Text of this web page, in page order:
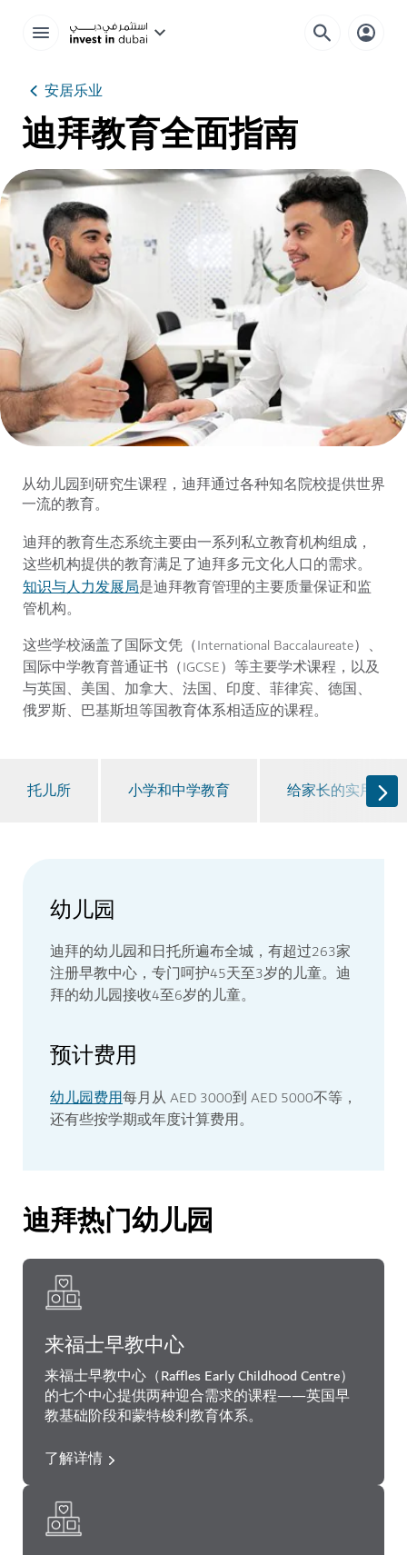
安居乐业
迪拜教育全面指南
从幼儿园到研究生课程，迪拜通过各种知名院校提供世界
一流的教育。
迪拜的教育生态系统主要由一系列私立教育机构组成，
这些机构提供的教育满足了迪拜多元文化人口的需求。
知识与人力发展局是迪拜教育管理的主要质量保证和监
管机构。
这些学校涵盖了国际文凭（International Baccalaureate）、
国际中学教育普通证书（IGCSE）等主要学术课程，以及
与英国、美国、加拿大、法国、印度、菲律宾、德国、
俄罗斯、巴基斯坦等国教育体系相适应的课程。
托儿所 小学和中学教育 给家长的实用链接
幼儿园
迪拜的幼儿园和日托所遍布全城，有超过263家
注册早教中心，专门呵护45天至3岁的儿童。迪
拜的幼儿园接收4至6岁的儿童。
预计费用
幼儿园费用每月从 AED 3000到 AED 5000不等，
还有些按学期或年度计算费用。
迪拜热门幼儿园
来福士早教中心
来福士早教中心（Raffles Early Childhood Centre）
的七个中心提供两种迎合需求的课程——英国早
教基础阶段和蒙特梭利教育体系。
了解详情